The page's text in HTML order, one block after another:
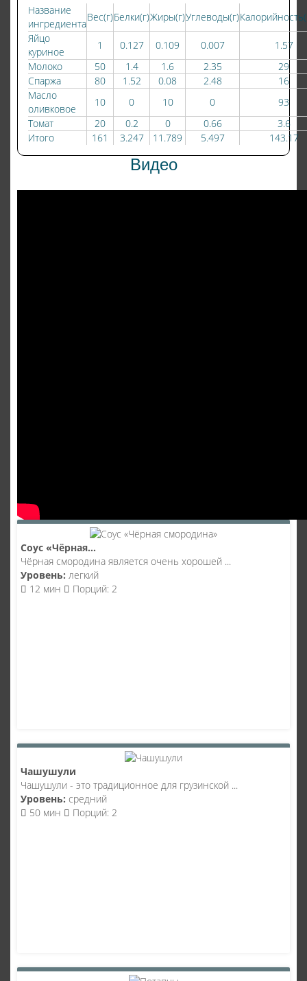
Название
ингредиента
Вес(г)Белки(г)Жиры(г)Углеводы(г)
Яйцо
куриное
1 0.127 0.109 0.007
1.57
Молоко
50 1.4 1.6 2.35
29
Спаржа
80 1.52 0.08 2.48
16
Масло
оливковое
10 0 10 0
93
Томат
20 0.2 0 0.66
3.6
Итого
161 3.247 11.789 5.497 143.17
Видео
Соус «Чёрная...
Чёрная смородина является очень хорошей ...
Уровень: легкий
12 мин
Порций: 2
Чашушули
Чашушули - это традиционное для грузинской ...
Уровень: средний
50 мин
Порций: 2